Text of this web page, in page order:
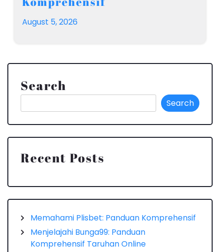
August 5, 2026
Search
Search
Recent Posts
Memahami Plisbet: Panduan Komprehensif
Menjelajahi Bunga99: Panduan
Komprehensif Taruhan Online